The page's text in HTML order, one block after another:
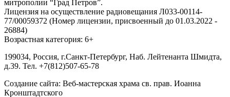
митрополии “Град Петров”.
Лицензия на осуществление радиовещания Л033-00114-
77/00059372 (Номер лицензии, присвоенный до 01.03.2022 -
26884)
Возрастная категория: 6+
199034, Россия, г.Санкт-Петербург, Наб. Лейтенанта Шмидта,
д.39. Тел. +7(812)507-65-78
Создание сайта: Веб-мастерская храма св. прав. Иоанна
Кронштадтского